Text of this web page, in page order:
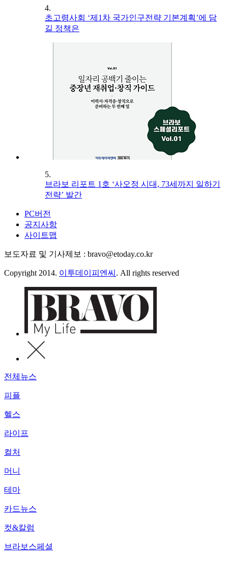
4.
초고령사회 ‘제1차 국가인구전략 기본계획’에 담
길 정책은
5.
브라보 리포트 1호 ‘사오정 시대, 73세까지 일하기
전략’ 발간
PC버전
공지사항
사이트맵
보도자료 및 기사제보 : bravo@etoday.co.kr
Copyright 2014. 이투데이피엔씨 . All rights reserved
전체뉴스
피플
헬스
라이프
컬처
머니
테마
카드뉴스
컷&칼럼
브라보스페셜